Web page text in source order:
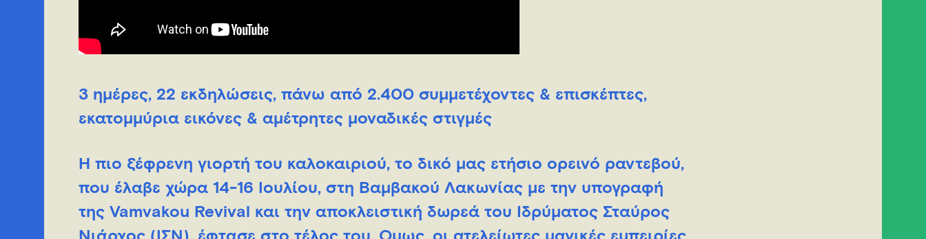
3 ημέρες, 22 εκδηλώσεις, πάνω από 2.400 συμμετέχοντες & επισκέπτες,
εκατομμύρια εικόνες & αμέτρητες μοναδικές στιγμές
Η πιο ξέφρενη γιορτή του καλοκαιριού, το δικό μας ετήσιο ορεινό ραντεβού,
που έλαβε χώρα 14-16 Ιουλίου, στη Βαμβακού Λακωνίας με την υπογραφή
της Vamvakou Revival και την αποκλειστική δωρεά του Ιδρύματος Σταύρος